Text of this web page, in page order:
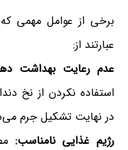
برخی از عوامل مهمی
عبارتند از:
عدم رعایت بهداشت
استفاده نکردن از نخ
در نهایت تشکیل جرم
رژیم غذایی نامناسب: